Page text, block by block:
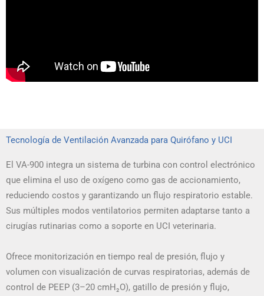
Tecnología de Ventilación Avanzada para Quirófano y UCI
El VA-900 integra un sistema de turbina con control electrónico
que elimina el uso de oxígeno como gas de accionamiento,
reduciendo costos y garantizando un flujo respiratorio estable.
Sus múltiples modos ventilatorios permiten adaptarse tanto a
cirugías rutinarias como a soporte en UCI veterinaria.
Ofrece monitorización en tiempo real de presión, flujo y
volumen con visualización de curvas respiratorias, además de
control de PEEP (3–20 cmH₂O), gatillo de presión y flujo,